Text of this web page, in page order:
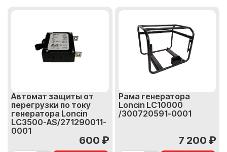
Автомат защиты от
перегрузки по току
генератора Loncin
LC3500-AS/271290011-
0001
600 ₽
Рама генератора
Loncin LC10000
/300720591-0001
7 200 ₽